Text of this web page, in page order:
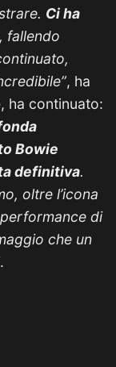
Ci ha
, fallendo
, ha
ha continuato:
Bowie
definitiva.
oltre l’icona
di
che un
.